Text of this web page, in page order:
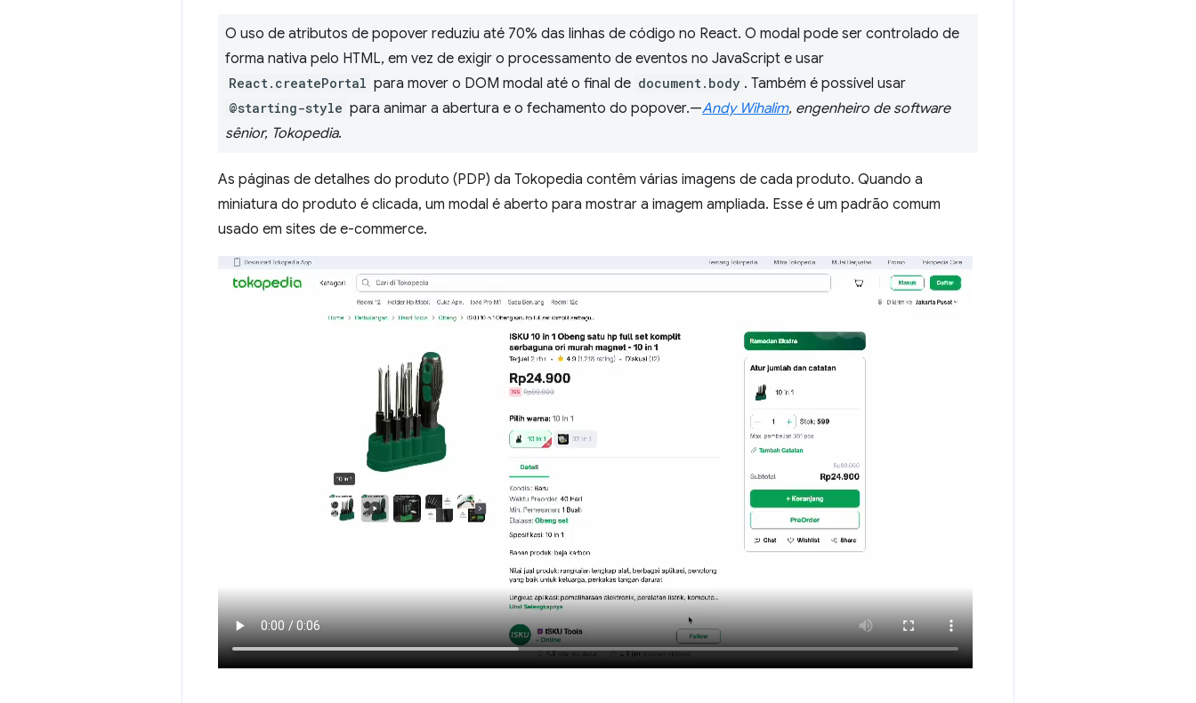
O uso de atributos de popover reduziu até 70% das linhas de código no React. O modal pode ser controlado de
forma nativa pelo HTML, em vez de exigir o processamento de eventos no JavaScript e usar
React.createPortal para mover o DOM modal até o final de document.body . Também é possível usar
@starting-style para animar a abertura e o fechamento do popover.—Andy Wihalim, engenheiro de software
sênior, Tokopedia.
As páginas de detalhes do produto (PDP) da Tokopedia contêm várias imagens de cada produto. Quando a
miniatura do produto é clicada, um modal é aberto para mostrar a imagem ampliada. Esse é um padrão comum
usado em sites de e-commerce.